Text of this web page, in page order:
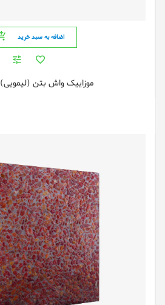
اضافه به سبد خرید
موزاییک واش بتن (لیمویی) 50x50cm